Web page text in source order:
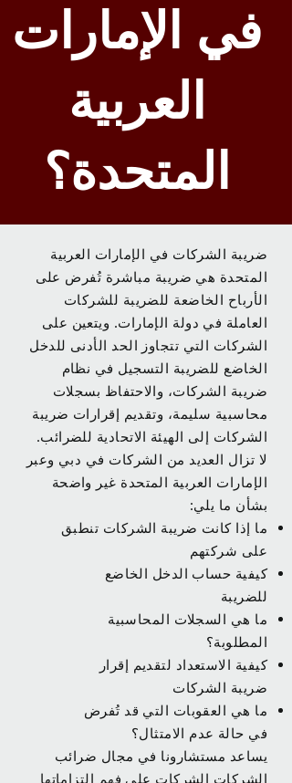
في الإمارات
العربية
المتحدة؟
ضريبة الشركات في الإمارات العربية
المتحدة هي ضريبة مباشرة تُفرض على
الأرباح الخاضعة للضريبة للشركات
العاملة في دولة الإمارات. ويتعين على
الشركات التي تتجاوز الحد الأدنى للدخل
الخاضع للضريبة التسجيل في نظام
ضريبة الشركات، والاحتفاظ بسجلات
محاسبية سليمة، وتقديم إقرارات ضريبة
الشركات إلى الهيئة الاتحادية للضرائب.
لا تزال العديد من الشركات في دبي وعبر
الإمارات العربية المتحدة غير واضحة
بشأن ما يلي:
ما إذا كانت ضريبة الشركات تنطبق
على شركتهم
كيفية حساب الدخل الخاضع
للضريبة
ما هي السجلات المحاسبية
المطلوبة؟
كيفية الاستعداد لتقديم إقرار
ضريبة الشركات
ما هي العقوبات التي قد تُفرض
في حالة عدم الامتثال؟
يساعد مستشارونا في مجال ضرائب
الشركات الشركات على فهم التزاماتها